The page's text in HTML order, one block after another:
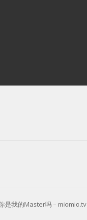
是我的Master吗 – miomio.tv